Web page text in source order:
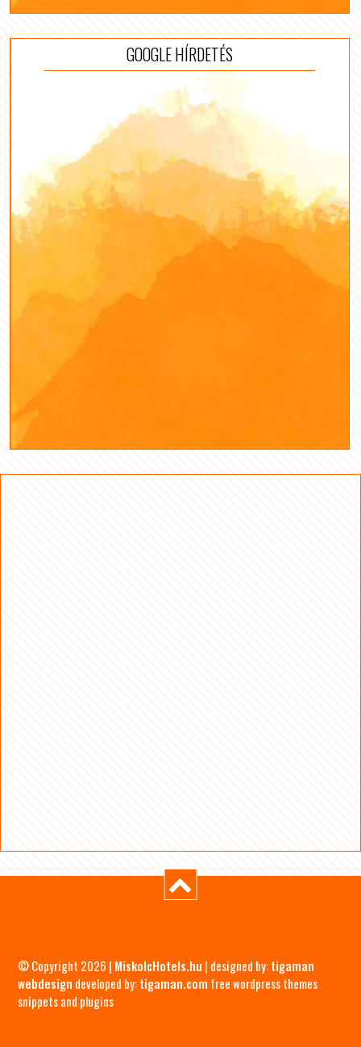
GOOGLE HÍRDETÉS
© Copyright 2026 | MiskolcHotels.hu | designed by:tigaman
webdesign developed by:tigaman.com free wordpress themes
snippets and plugins